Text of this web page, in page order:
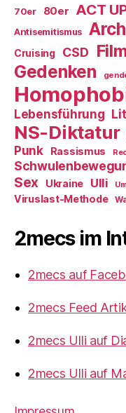
70er 80er ACT
Antisemitismus
Cruising CSD
Gedenken
Lebensführung
NS-Diktatur
Punk
Rassismus
Sex Ukraine Ulli
Viruslast-Methode
2mecs im
2mecs auf
2mecs Feed
2mecs Ulli auf
2mecs Ulli auf